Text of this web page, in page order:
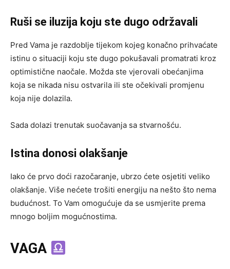
Ruši se iluzija koju ste dugo održavali
Pred Vama je razdoblje tijekom kojeg konačno prihvaćate
istinu o situaciji koju ste dugo pokušavali promatrati kroz
optimistične naočale. Možda ste vjerovali obećanjima
koja se nikada nisu ostvarila ili ste očekivali promjenu
koja nije dolazila.
Sada dolazi trenutak suočavanja sa stvarnošću.
Istina donosi olakšanje
Iako će prvo doći razočaranje, ubrzo ćete osjetiti veliko
olakšanje. Više nećete trošiti energiju na nešto što nema
budućnost. To Vam omogućuje da se usmjerite prema
mnogo boljim mogućnostima.
VAGA